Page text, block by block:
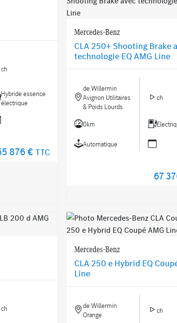
ch
Hybride essence
électrique
876 €TTC
Mercedes-Benz
CLA 250+ Shooting Brake
technologie EQ AMG Line
de Willermin
Avignon Utilitaires
& Poids Lourds
ch
0km
Automatique
67
ch
Mercedes-Benz
CLA 250 e Hybrid EQ
Line
de Willermin
Orange
ch